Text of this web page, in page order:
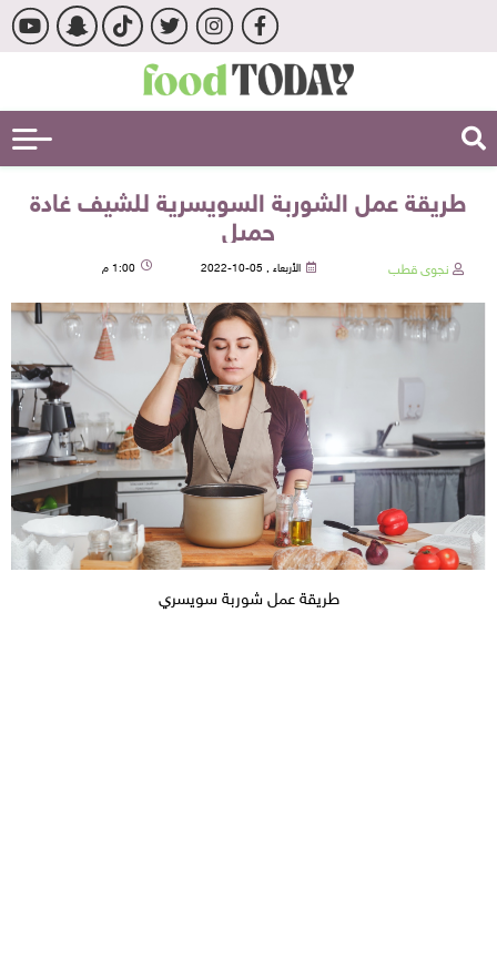
طريقة عمل الشوربة السويسرية للشيف غادة
جميل
نجوى قطب الأربعاء , 05-10-2022 1:00 م
طريقة عمل شوربة سويسري